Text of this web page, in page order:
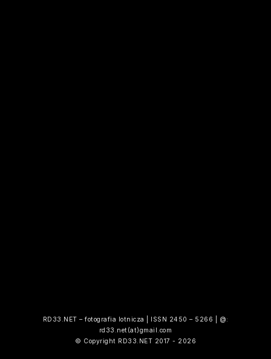
RD33.NET – fotografia lotnicza | ISSN 2450 – 5266 | @:
rd33.net(at)gmail.com
© Copyright RD33.NET 2017 - 2026